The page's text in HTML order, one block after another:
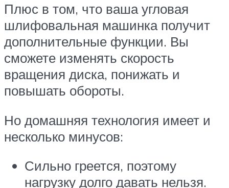
Плюс в том, что ваша угловая
шлифовальная машинка получит
дополнительные функции. Вы
сможете изменять скорость
вращения диска, понижать и
повышать обороты.
Но домашняя технология имеет и
несколько минусов:
Сильно греется, поэтому
нагрузку долго давать нельзя.